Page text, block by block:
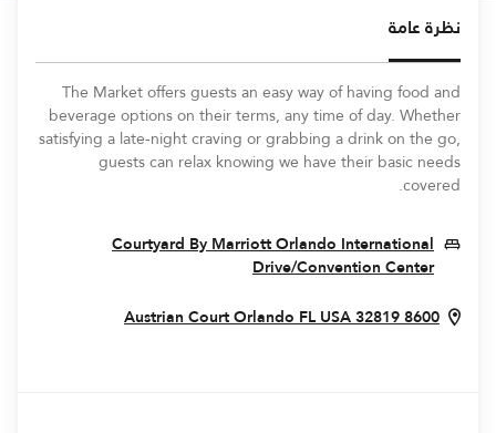
نظرة عامة
The Market offers guests an easy way of having food and
beverage options on their terms, any time of day. Whether
satisfying a late-night craving or grabbing a drink on the go,
guests can relax knowing we have their basic needs
covered.
Courtyard By Marriott Orlando International
Drive/Convention Center
Opens In New Window
8600 Austrian Court
OrlandoFLUSA32819
New Window